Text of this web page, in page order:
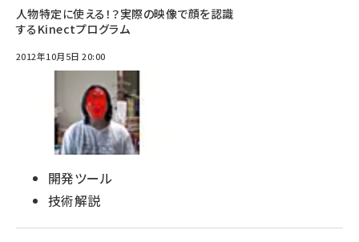
人物特定に使える！？実際の映像で顔を認識
するKinectプログラム
2012年10月5日 20:00
開発ツール
技術解説